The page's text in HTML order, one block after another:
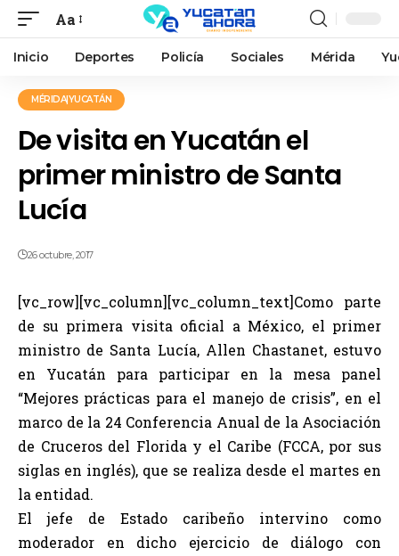
Aa
Inicio Deportes Policía Sociales Mérida
MÉRIDA|YUCATÁN
De visita en Yucatán el
primer ministro de Santa
Lucía
26 octubre, 2017
[vc_row][vc_column][vc_column_text]Como parte
de su primera visita oficial a México, el primer
ministro de Santa Lucía, Allen Chastanet, estuvo
en Yucatán para participar en la mesa panel
“Mejores prácticas para el manejo de crisis”, en el
marco de la 24 Conferencia Anual de la Asociación
de Cruceros del Florida y el Caribe (FCCA, por sus
siglas en inglés), que se realiza desde el martes en
la entidad.
El jefe de Estado caribeño intervino como
moderador en dicho ejercicio de diálogo con